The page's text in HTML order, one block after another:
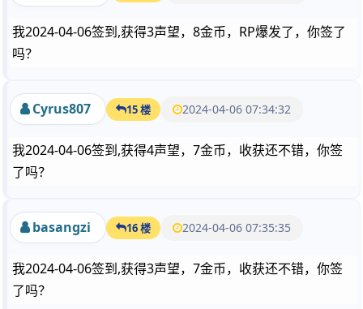
我2024-04-06签到,获得3声望，8金币，RP爆发了，你签了
吗？
Cyrus807 15 楼 2024-04-06 07:34:32
我2024-04-06签到,获得4声望，7金币，收获还不错，你签
了吗？
basangzi 16 楼 2024-04-06 07:35:35
我2024-04-06签到,获得3声望，7金币，收获还不错，你签
了吗？